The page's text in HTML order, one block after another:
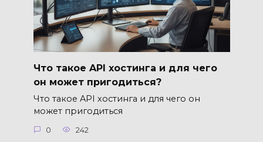
Что такое API хостинга и для чего
он может пригодиться?
Что такое API хостинга и для чего он
может пригодиться
0 242